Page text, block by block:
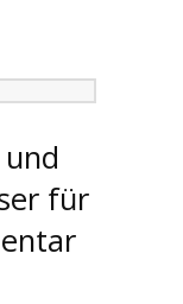
für